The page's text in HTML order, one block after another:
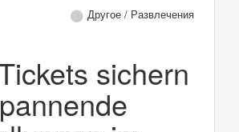
Другое / Развлечения
sichern